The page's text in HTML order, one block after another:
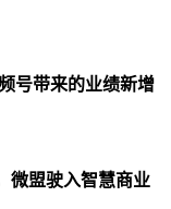
号带来的业绩新增
微盟驶入智慧商业